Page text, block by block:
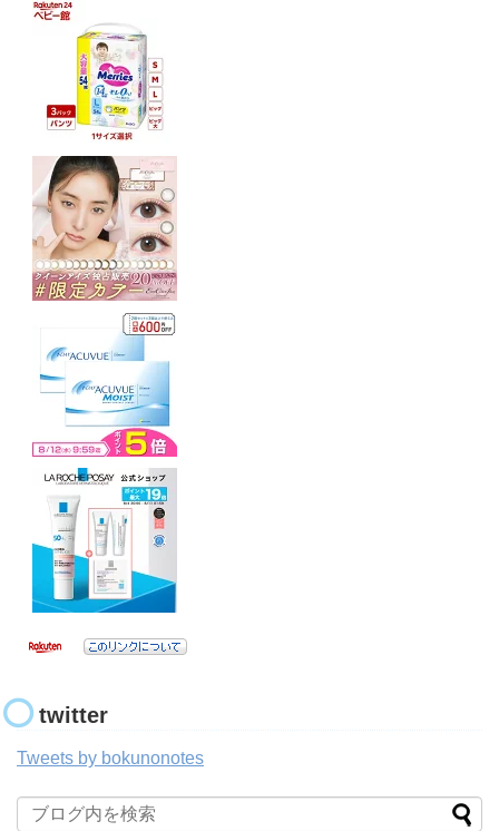
twitter
Tweets by bokunonotes